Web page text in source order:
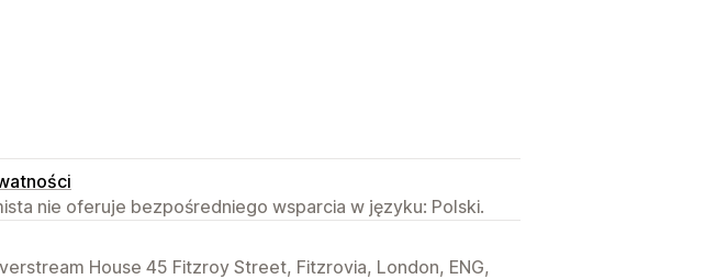
nie oferuje bezpośredniego wsparcia w języku: Polski.
House 45 Fitzroy Street, Fitzrovia, London, ENG,